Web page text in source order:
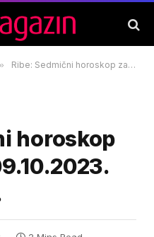
» Ribe: Sedmični horoskop za period od 09.10.2023. do 15.10.2023.
horoskop